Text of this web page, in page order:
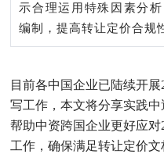
示合理运用特殊因素分
编制，提高转让定价合规
目前各中国企业已陆续开
写工作，本文将分享实践
帮助中资跨国企业更好应
工作，确保满足转让定价文